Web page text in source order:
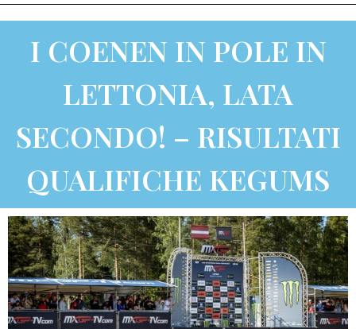
I COENEN IN POLE IN
LETTONIA, LATA
SECONDO! – RISULTATI
QUALIFICHE KEGUMS